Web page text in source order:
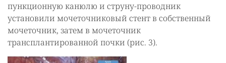
пункционную канюлю и струну-проводник
установили мочеточниковый стент в собственный
мочеточник, затем в мочеточник
трансплантированной почки (рис. 3).